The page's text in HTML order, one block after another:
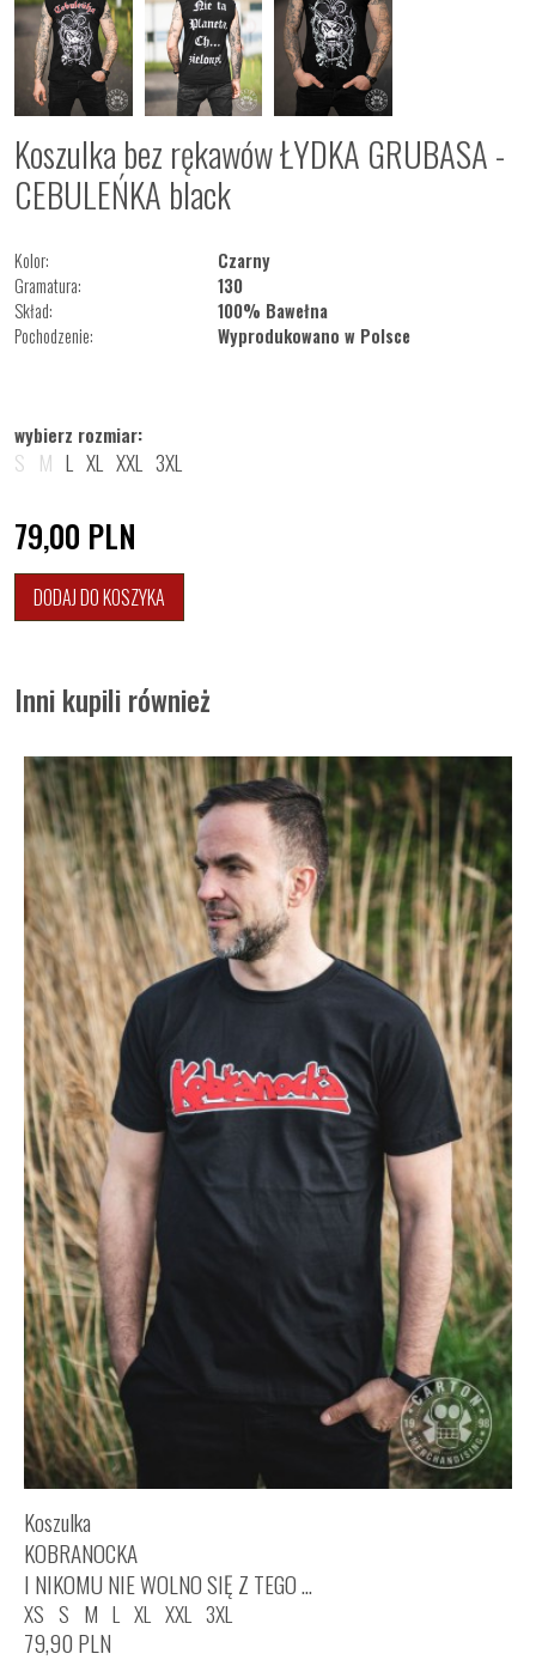
Koszulka bez rękawów ŁYDKA GRUBASA -
CEBULEŃKA black
Kolor:
Czarny
Gramatura:
130
Skład:
100% Bawełna
Pochodzenie:
Wyprodukowano w Polsce
wybierz rozmiar:
S M L XL XXL 3XL
79,00 PLN
DODAJ DO KOSZYKA
Inni kupili również
Koszulka
KOBRANOCKA
I NIKOMU NIE WOLNO SIĘ Z TEGO ...
XS S M L XL XXL 3XL
79,90 PLN